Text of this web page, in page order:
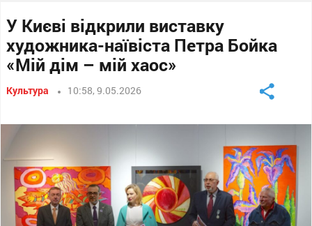
У Києві відкрили виставку
художника-наївіста Петра Бойка
«Мій дім – мій хаос»
Культура 10:58, 9.05.2026